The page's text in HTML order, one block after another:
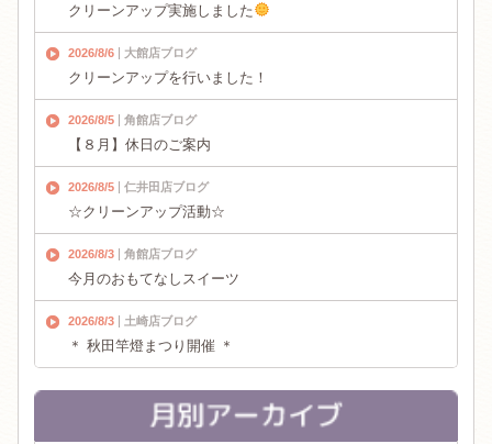
クリーンアップ実施しました
2026/8/6 大館店ブログ
クリーンアップを行いました！
2026/8/5 角館店ブログ
【８月】休日のご案内
2026/8/5 仁井田店ブログ
☆クリーンアップ活動☆
2026/8/3 角館店ブログ
今月のおもてなしスイーツ
2026/8/3 土崎店ブログ
＊ 秋田竿燈まつり開催 ＊